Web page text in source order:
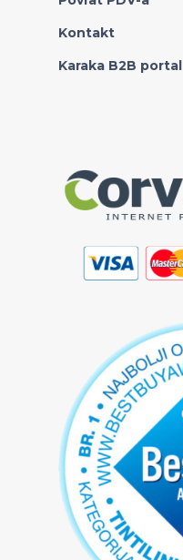
Kontakt
Karaka B2B portal